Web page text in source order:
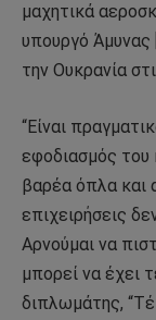
μαχητικά
υπουργό
την Ουκρανία
“Είναι
εφοδιασμός
βαρέα όπλα και
επιχειρήσεις
Αρνούμαι να
μπορεί να έχει
διπλωμάτης,